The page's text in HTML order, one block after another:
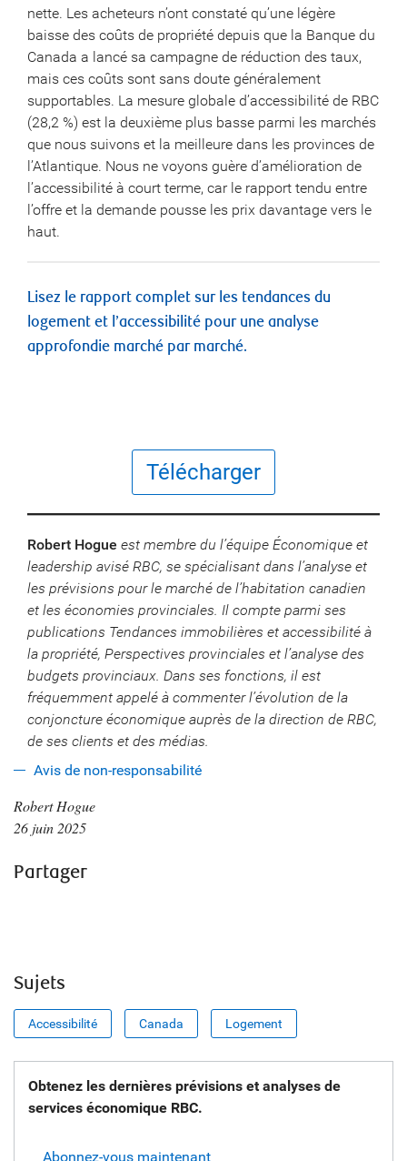
nette. Les acheteurs n’ont constaté qu’une légère
baisse des coûts de propriété depuis que la Banque du
Canada a lancé sa campagne de réduction des taux,
mais ces coûts sont sans doute généralement
supportables. La mesure globale d’accessibilité de RBC
(28,2 %) est la deuxième plus basse parmi les marchés
que nous suivons et la meilleure dans les provinces de
l’Atlantique. Nous ne voyons guère d’amélioration de
l’accessibilité à court terme, car le rapport tendu entre
l’offre et la demande pousse les prix davantage vers le
haut.
Lisez le rapport complet sur les tendances du
logement et l’accessibilité pour une analyse
approfondie marché par marché.
Télécharger
Robert Hogue est membre du l’équipe Économique et
leadership avisé RBC, se spécialisant dans l’analyse et
les prévisions pour le marché de l’habitation canadien
et les économies provinciales. Il compte parmi ses
publications Tendances immobilières et accessibilité à
la propriété, Perspectives provinciales et l’analyse des
budgets provinciaux. Dans ses fonctions, il est
fréquemment appelé à commenter l’évolution de la
conjoncture économique auprès de la direction de RBC,
de ses clients et des médias.
Avis de non-responsabilité
Robert Hogue
26 juin 2025
Partager
Sujets
Accessibilité Canada Logement
Obtenez les dernières prévisions et analyses de
services économique RBC.
Abonnez-vous maintenant